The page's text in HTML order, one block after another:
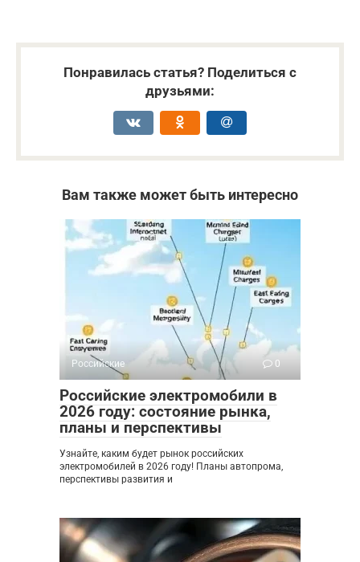
Понравилась статья? Поделиться с
друзьями:
Вам также может быть интересно
Российские 0
Российские электромобили в
2026 году: состояние рынка,
планы и перспективы
Узнайте, каким будет рынок российских
электромобилей в 2026 году! Планы автопрома,
перспективы развития и